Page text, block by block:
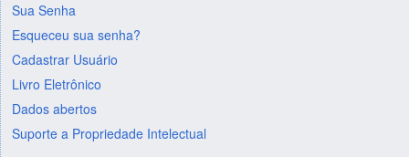
Sua Senha
Esqueceu sua senha?
Cadastrar Usuário
Livro Eletrônico
Dados abertos
Suporte a Propriedade Intelectual